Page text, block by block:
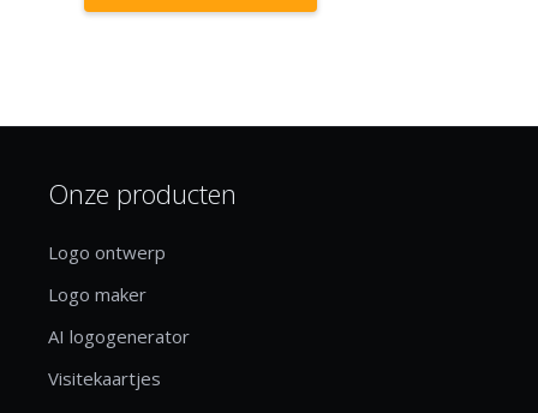
Onze producten
Logo ontwerp
Logo maker
AI logogenerator
Visitekaartjes